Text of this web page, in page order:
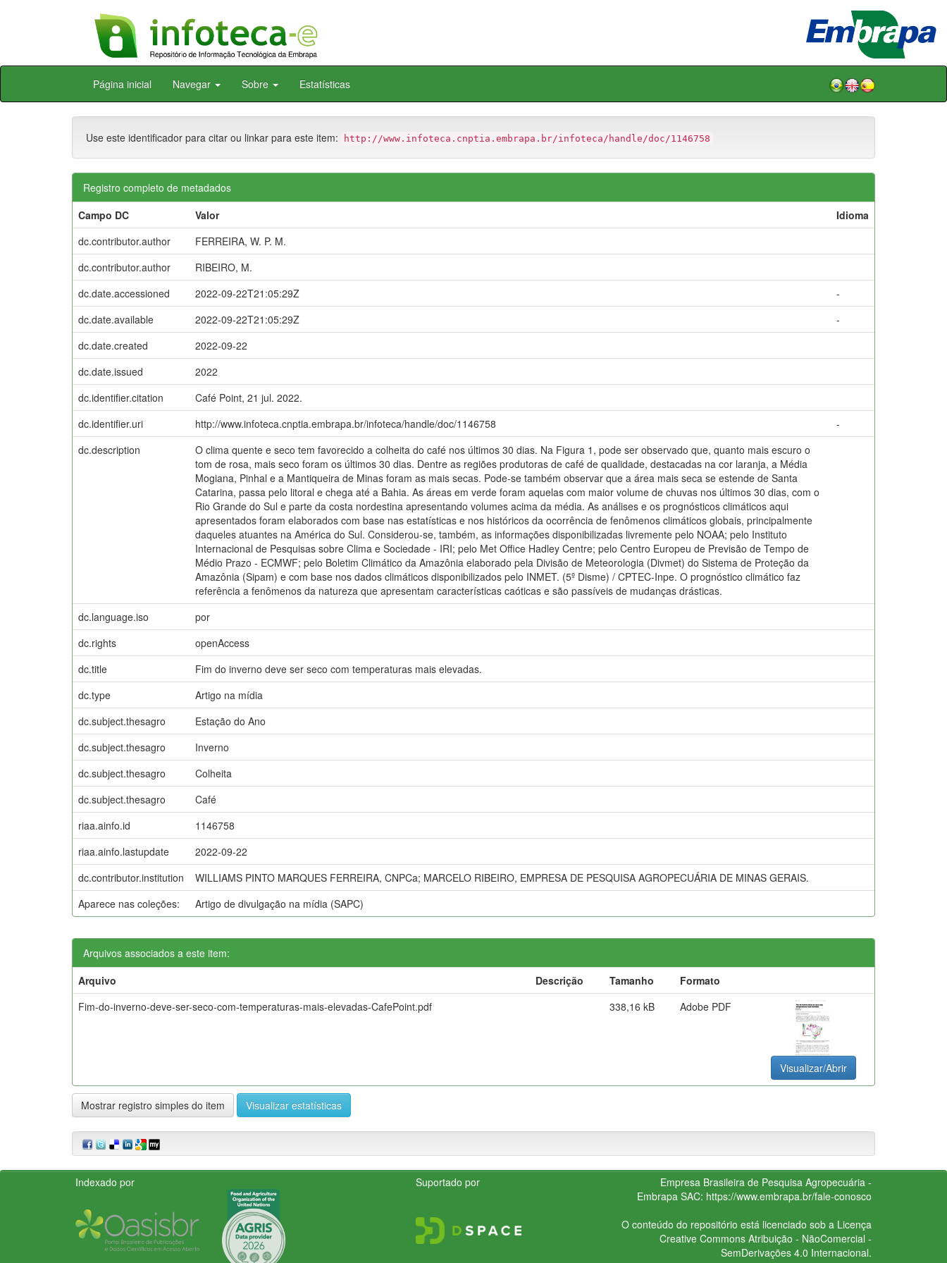
Skip
Página inicial Navegar Sobre Estatísticas
Use este identificador para citar ou linkar para este item: http://www.infoteca.cnptia.embrapa.br/infoteca/handle/doc/1146758
Registro completo de metadados
Campo DC
Valor
Idioma
dc.contributor.author
FERREIRA, W. P. M.
dc.contributor.author
RIBEIRO, M.
dc.date.accessioned
2022-09-22T21:05:29Z
-
dc.date.available
2022-09-22T21:05:29Z
-
dc.date.created
2022-09-22
dc.date.issued
2022
dc.identifier.citation
Café Point, 21 jul. 2022.
dc.identifier.uri
http://www.infoteca.cnptia.embrapa.br/infoteca/handle/doc/1146758
-
dc.description
O clima quente e seco tem favorecido a colheita do café nos últimos 30 dias. Na Figura 1, pode ser observado que, quanto mais escuro o
tom de rosa, mais seco foram os últimos 30 dias. Dentre as regiões produtoras de café de qualidade, destacadas na cor laranja, a Média
Mogiana, Pinhal e a Mantiqueira de Minas foram as mais secas. Pode-se também observar que a área mais seca se estende de Santa
Catarina, passa pelo litoral e chega até a Bahia. As áreas em verde foram aquelas com maior volume de chuvas nos últimos 30 dias, com o
Rio Grande do Sul e parte da costa nordestina apresentando volumes acima da média. As análises e os prognósticos climáticos aqui
apresentados foram elaborados com base nas estatísticas e nos históricos da ocorrência de fenômenos climáticos globais, principalmente
daqueles atuantes na América do Sul. Considerou-se, também, as informações disponibilizadas livremente pelo NOAA; pelo Instituto
Internacional de Pesquisas sobre Clima e Sociedade - IRI; pelo Met Office Hadley Centre; pelo Centro Europeu de Previsão de Tempo de
Médio Prazo - ECMWF; pelo Boletim Climático da Amazônia elaborado pela Divisão de Meteorologia (Divmet) do Sistema de Proteção da
Amazônia (Sipam) e com base nos dados climáticos disponibilizados pelo INMET. (5º Disme) / CPTEC-Inpe. O prognóstico climático faz
referência a fenômenos da natureza que apresentam características caóticas e são passíveis de mudanças drásticas.
dc.language.iso
por
dc.rights
openAccess
dc.title
Fim do inverno deve ser seco com temperaturas mais elevadas.
dc.type
Artigo na mídia
dc.subject.thesagro
Estação do Ano
dc.subject.thesagro
Inverno
dc.subject.thesagro
Colheita
dc.subject.thesagro
Café
riaa.ainfo.id
1146758
riaa.ainfo.lastupdate
2022-09-22
dc.contributor.institution
WILLIAMS PINTO MARQUES FERREIRA, CNPCa; MARCELO RIBEIRO, EMPRESA DE PESQUISA AGROPECUÁRIA DE MINAS GERAIS.
Aparece nas coleções:
Artigo de divulgação na mídia (SAPC)
Arquivos associados a este item:
Arquivo
Descrição Tamanho
Formato
Fim-do-inverno-deve-ser-seco-com-temperaturas-mais-elevadas-CafePoint.pdf
338,16 kB Adobe PDF
Visualizar/Abrir
Mostrar registro simples do item Visualizar estatísticas
Indexado por Suportado por
Empresa Brasileira de Pesquisa Agropecuária -
Embrapa SAC: https://www.embrapa.br/fale-conosco
O conteúdo do repositório está licenciado sob a Licença
Creative CommonsAtribuição - NãoComercial -
SemDerivações 4.0 Internacional.